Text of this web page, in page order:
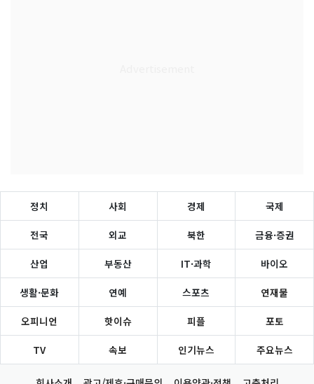
정치 사회 경제 국제
전국 외교 북한 금융·증권
산업 부동산 IT·과학 바이오
생활·문화 연예 스포츠 연재물
오피니언 핫이슈 피플 포토
TV 속보 인기뉴스 주요뉴스